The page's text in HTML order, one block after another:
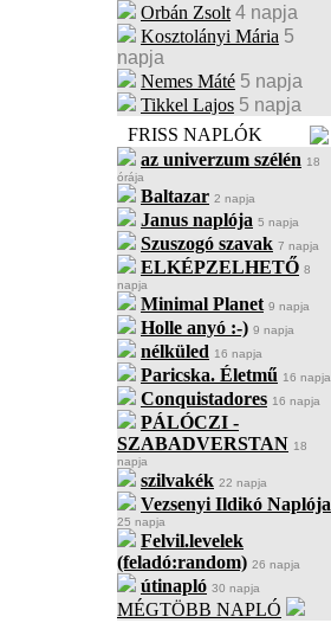
Orbán Zsolt 4 napja
Kosztolányi Mária 5
napja
Nemes Máté 5 napja
Tikkel Lajos 5 napja
FRISS NAPLÓK
az univerzum szélén 18
órája
Baltazar 2 napja
Janus naplója 5 napja
Szuszogó szavak 7 napja
ELKÉPZELHETŐ 8
napja
Minimal Planet 9 napja
Holle anyó :-) 9 napja
nélküled 16 napja
Paricska. Életmű 16 napja
Conquistadores 16 napja
PÁLÓCZI -
SZABADVERSTAN 18
napja
szilvakék 22 napja
Vezsenyi Ildikó Naplója
25 napja
Felvil.levelek
(feladó:random) 26 napja
útinapló 30 napja
MÉGTÖBB NAPLÓ